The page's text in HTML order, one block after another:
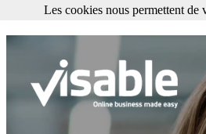
Les cookies nous permettent de vous
Les cookies nous permettent de